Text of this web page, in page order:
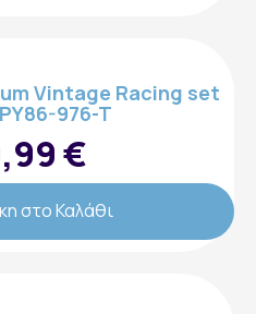
Vintage Racing set
976-T
€
στο Καλάθι